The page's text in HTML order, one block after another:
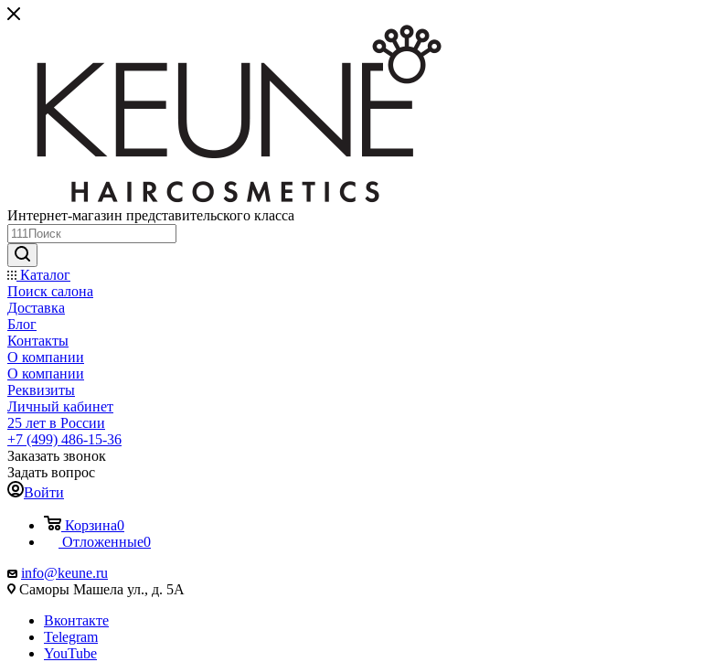
Интернет-магазин представительского класса
Каталог
Поиск салона
Доставка
Блог
Контакты
О компании
О компании
Реквизиты
Личный кабинет
25 лет в России
+7 (499) 486-15-36
Заказать звонок
Задать вопрос
Войти
Корзина0
Отложенные0
info@keune.ru
Саморы Машела ул., д. 5А
Вконтакте
Telegram
YouTube